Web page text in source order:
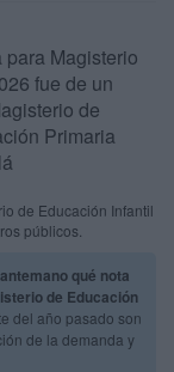
Magisterio
fue de un
de
Primaria
de Educación Infantil
públicos.
qué nota
de Educación
del año pasado son
de la demanda y